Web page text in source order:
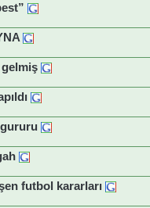
gelmiş
futbol kararları